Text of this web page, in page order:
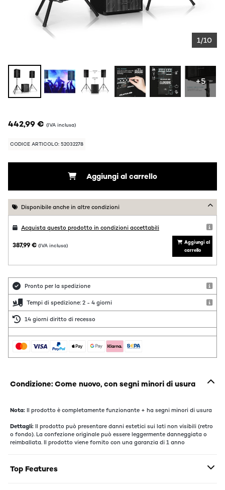
1/10
+5
442,99 € (IVA inclusa)
CODICE ARTICOLO: 52032278
Aggiungi al carrello
Disponibile anche in altre condizioni
Acquista questo prodotto in condizioni accettabili
387,99 € (IVA inclusa)
Aggiungi al
carrello
Pronto per la spedizione
Tempi di spedizione: 2 - 4 giorni
14 giorni diritto di recesso
Condizione: Come nuovo, con segni minori di usura
Nota: Il prodotto è completamente funzionante + ha segni minori di usura
Dettagli: Il prodotto può presentare danni estetici sui lati non visibili (retro
o fondo). La confezione originale può essere leggermente danneggiata o
reimballata. Il prodotto viene fornito con una garanzia di 1 anno
Top Features